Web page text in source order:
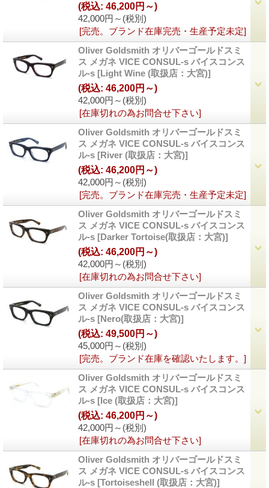
42,000円～ (税別)
(税込: 46,200円～)
[完売。ブランド在庫完売・生産予定未定]
Oliver Goldsmith オリバーゴールドスミ
ス メガネ VICE CONSUL-s バイスコンス
ル-s [Light Wine (取扱店：大宮)]
42,000円～ (税別)
(税込: 46,200円～)
[在庫切れの為お問合せ下さい]
Oliver Goldsmith オリバーゴールドスミ
ス メガネ VICE CONSUL-s バイスコンス
ル-s [River (取扱店：大宮)]
42,000円～ (税別)
(税込: 46,200円～)
[完売。ブランド在庫完売・生産予定未定]
Oliver Goldsmith オリバーゴールドスミ
ス メガネ VICE CONSUL-s バイスコンス
ル-s [Darker Tortoise(取扱店：大宮)]
42,000円～ (税別)
(税込: 46,200円～)
[在庫切れの為お問合せ下さい]
Oliver Goldsmith オリバーゴールドスミ
ス メガネ VICE CONSUL-s バイスコンス
ル-s [Nero(取扱店：大宮)]
45,000円～ (税別)
(税込: 49,500円～)
[完売。ブランド在庫を確認いたします。]
Oliver Goldsmith オリバーゴールドスミ
ス メガネ VICE CONSUL-s バイスコンス
ル-s [Ice (取扱店：大宮)]
42,000円～ (税別)
(税込: 46,200円～)
[在庫切れの為お問合せ下さい]
Oliver Goldsmith オリバーゴールドスミ
ス メガネ VICE CONSUL-s バイスコンス
ル-s [Tortoiseshell (取扱店：大宮)]